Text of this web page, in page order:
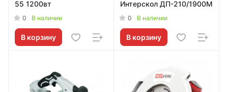
55 1200вт
0 В наличии
В корзину
Интерскол ДП-210/1900М
0 В наличии
В корзину